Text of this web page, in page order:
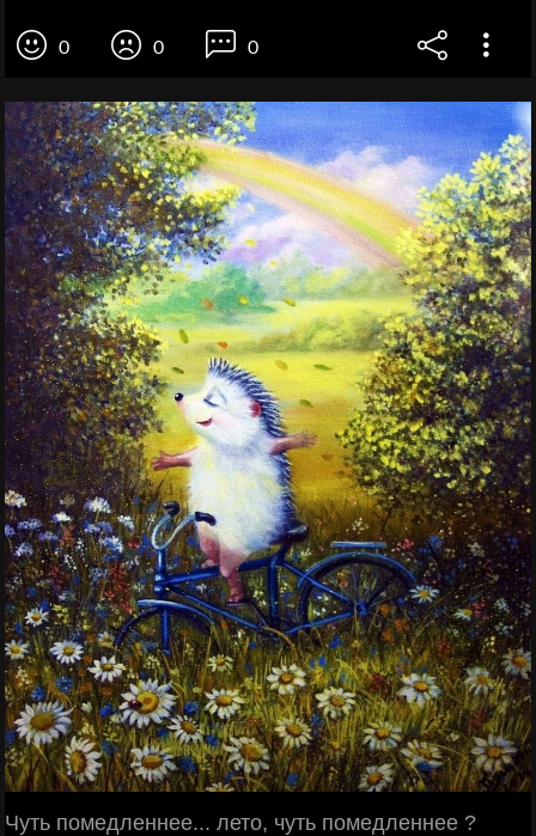
0 0 0
Чуть помедленнее... лето, чуть помедленнее ?